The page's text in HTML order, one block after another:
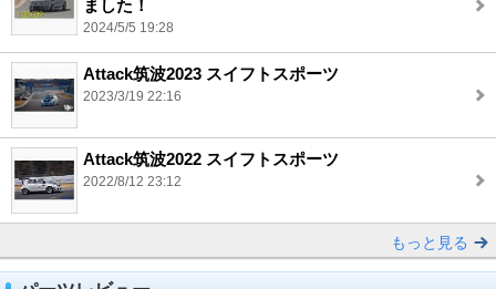
ました！
2024/5/5 19:28
Attack筑波2023 スイフトスポーツ
2023/3/19 22:16
Attack筑波2022 スイフトスポーツ
2022/8/12 23:12
もっと見る